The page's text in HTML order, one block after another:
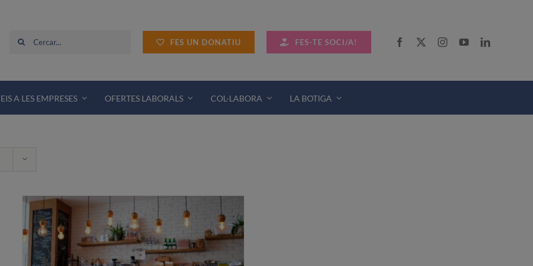
Cerca
FES UN DONATIU FES-TE SOCI/A!
A LES EMPRESES OFERTES LABORALS COL·LABORA LA BOTIGA